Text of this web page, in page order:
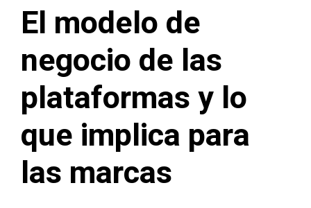
El modelo de
negocio de las
plataformas y lo
que implica para
las marcas